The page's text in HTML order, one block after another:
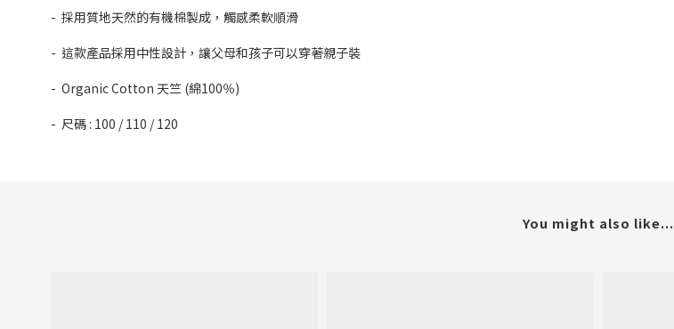
- 採用質地天然的有機棉製成，觸感柔軟順滑
- 這款產品採用中性設計，讓父母和孩子可以穿著親子裝
- Organic Cotton 天竺 (綿100％)
- 尺碼 : 100 / 110 / 120
You might also like...